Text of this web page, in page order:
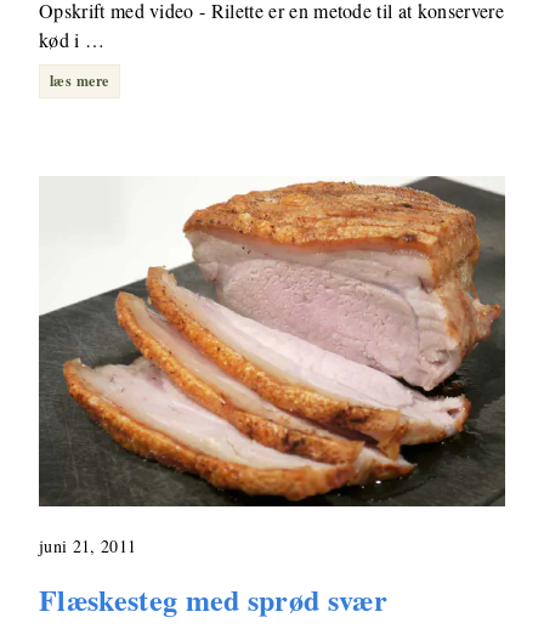
Opskrift med video - Rilette er en metode til at konservere
kød i …
læs mere
juni 21, 2011
Flæskesteg med sprød svær